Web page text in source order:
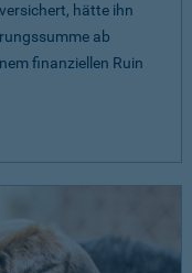
hätte ihn
ab
finanziellen Ruin